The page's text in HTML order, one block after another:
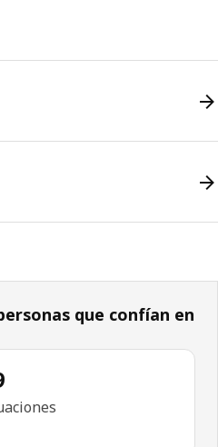
que confían en
de 5 estrellas. Reseñas totales: 209